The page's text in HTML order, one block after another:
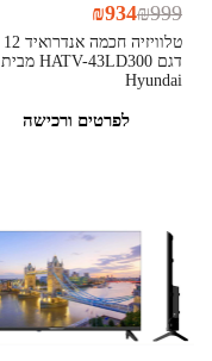
דגם HATV-43LD300 מבית
Hyundai
₪999
₪934
לפרטים ורכישה